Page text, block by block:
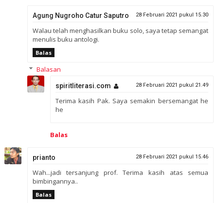
Agung Nugroho Catur Saputro 28 Februari 2021 pukul 15.30
Walau telah menghasilkan buku solo, saya tetap semangat
menulis buku antologi.
Balas
Balasan
spiritliterasi.com 28 Februari 2021 pukul 21.49
Terima kasih Pak. Saya semakin bersemangat he
he
Balas
prianto 28 Februari 2021 pukul 15.46
Wah...jadi tersanjung prof. Terima kasih atas semua
bimbingannya..
Balas